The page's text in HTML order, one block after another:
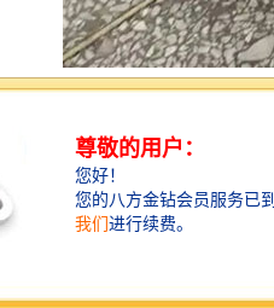
将已取水样借助水质检测
一方面可以保证检测数据直
测数据进行储存，保证了水